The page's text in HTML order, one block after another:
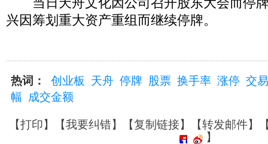
兴因筹划重大资产重组而继续停牌。
热词： 创业板 天舟 停牌 股票 换手率 涨停 交
幅
成交金额
【打印】【我要纠错】【复制链接】【转发邮件】
】